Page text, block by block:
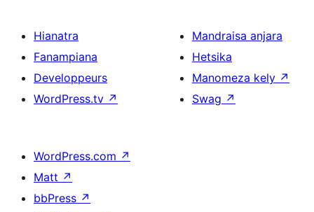
Hianatra
Fanampiana
Developpeurs
WordPress.tv ↗
Mandraisa anjara
Hetsika
Manomeza kely ↗
Swag ↗
WordPress.com ↗
Matt ↗
bbPress ↗